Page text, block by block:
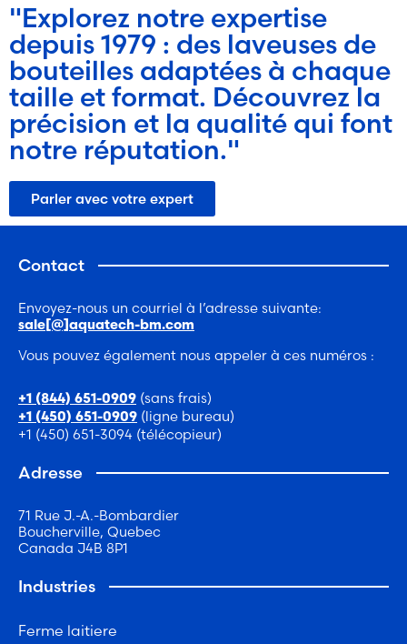
"Explorez notre expertise
depuis 1979 : des laveuses de
bouteilles adaptées à chaque
taille et format. Découvrez la
précision et la qualité qui font
notre réputation."
Parler avec votre expert
Contact
Envoyez-nous un courriel à l’adresse suivante:
sale[@]aquatech-bm.com
Vous pouvez également nous appeler à ces numéros :
+1 (844) 651-0909 (sans frais)
+1 (450) 651-0909 (ligne bureau)
+1 (450) 651-3094 (télécopieur)
Adresse
71 Rue J.-A.-Bombardier
Boucherville, Quebec
Canada J4B 8P1
Industries
Ferme laitiere